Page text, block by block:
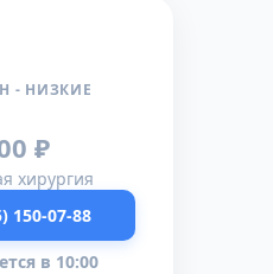
- НИЗКИЕ
₽
хирургия
150-07-88
в 10:00